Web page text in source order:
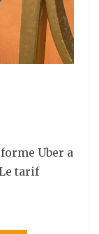
Uber a
tarif